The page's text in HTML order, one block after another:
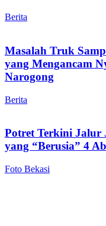
Berita
Masalah Truk
yang Mengancam
Narogong
Berita
Potret Terkini Jalur
yang “Berusia” 4
Foto Bekasi